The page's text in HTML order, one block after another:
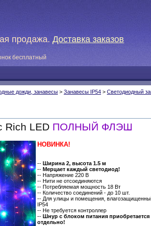
продажа. Доставка заказов
бесплатный
дожди, занавесы > Занавесы IP54 > Светодиодный
Rich LED ПОЛНЫЙ ФЛЭШ
НОВИНКА!
-- Ширина 2, высота 1.5 м
-- Мерцает каждый светодиод!
-- Напряжение 220 В
-- Нити не отсоединяются
-- Потребляемая мощность 18 Вт
-- Количество соединений - до 10 шт.
-- Для улицы и помещения,
IP54
-- Не требуется контроллер
-- Шнур с блоком питания приобретается
отдельно!